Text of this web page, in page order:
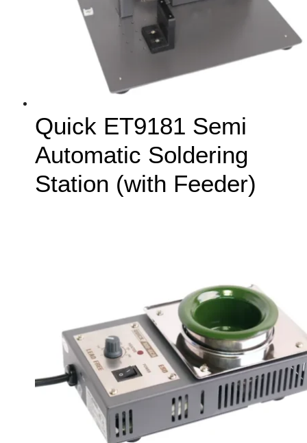
Quick ET9181 Semi
Automatic Soldering
Station (with Feeder)